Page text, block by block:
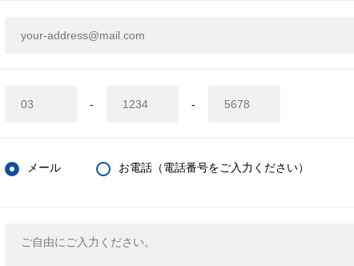
- -
メール お電話（電話番号をご入力ください）